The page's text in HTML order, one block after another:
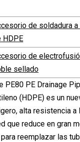
de soldadura
HDPE
de
sellado
(HDPE) es un
alta resistencia
que reduce en gran
reemplazar las